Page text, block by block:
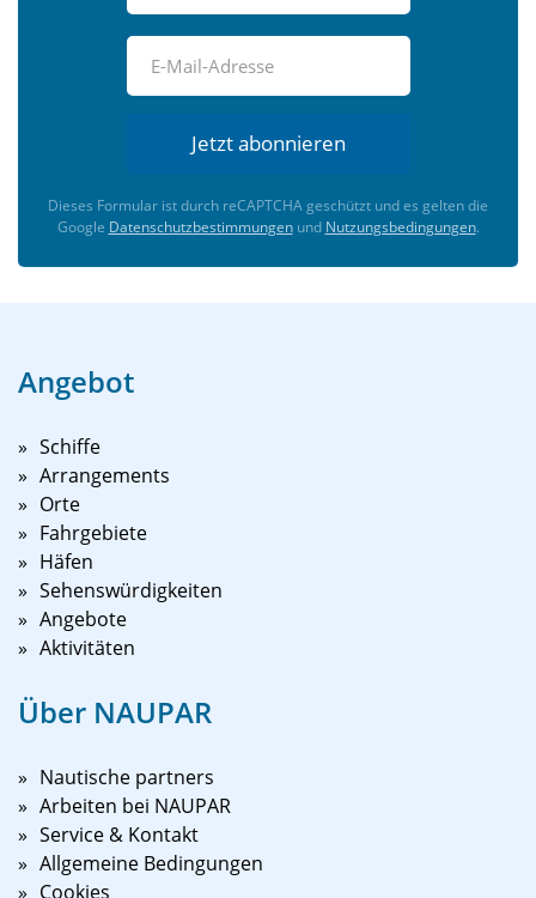
Jetzt abonnieren
Dieses Formular ist durch reCAPTCHA geschützt und es gelten die
Google Datenschutzbestimmungenund Nutzungsbedingungen.
Angebot
Schiffe
Arrangements
Orte
Fahrgebiete
Häfen
Sehenswürdigkeiten
Angebote
Aktivitäten
Über NAUPAR
Nautische partners
Arbeiten bei NAUPAR
Service & Kontakt
Allgemeine Bedingungen
Cookies